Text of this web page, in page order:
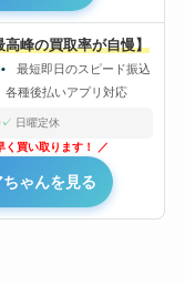
峰の買取率が自慢】
最短即日のスピード振込
各種後払いアプリ対応
日曜定休
く買い取ります！
ゃんを見る